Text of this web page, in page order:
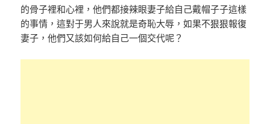
的骨子裡和心裡，他們都接辣眼妻子給自己戴帽子子這樣
的事情，這對于男人來說就是奇恥大辱，如果不狠狠報復
妻子，他們又該如何給自己一個交代呢？